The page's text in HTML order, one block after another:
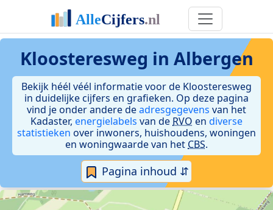
Kloosteresweg in Albergen
Bekijk héél véél informatie voor de Kloosteresweg
in duidelijke cijfers en grafieken. Op deze pagina
vind je onder andere deadresgegevens van het
Kadaster, energielabels van de RVO en diverse
statistieken over inwoners, huishoudens, woningen
en woningwaarde van het CBS.
Pagina inhoud ⇵